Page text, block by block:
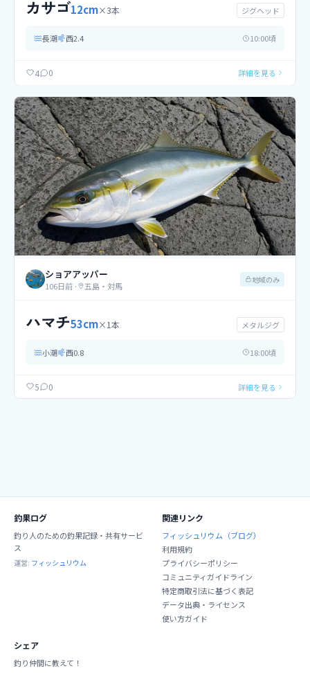
カサゴ12cm×3本 ジグヘッド
長潮 西2.4 10:00頃
4 0 詳細を見る
ショアアッパー
106日前 · 五島・対馬
地域のみ
ハマチ53cm×1本 メタルジグ
小潮 西0.8 18:00頃
5 0 詳細を見る
釣果ログ
釣り人のための釣果記録・共有サービ
ス
運営: フィッシュリウム
関連リンク
フィッシュリウム（ブログ）
利用規約
プライバシーポリシー
コミュニティガイドライン
特定商取引法に基づく表記
データ出典・ライセンス
使い方ガイド
シェア
釣り仲間に教えて！